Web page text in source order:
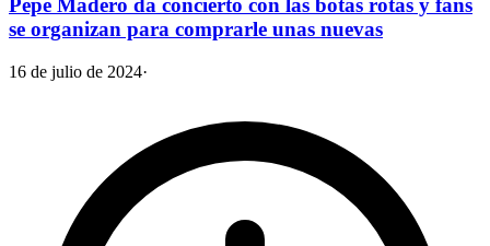
Pepe Madero da concierto con las botas rotas y fans
se organizan para comprarle unas nuevas
16 de julio de 2024·